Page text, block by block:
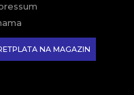
NA MAGAZIN